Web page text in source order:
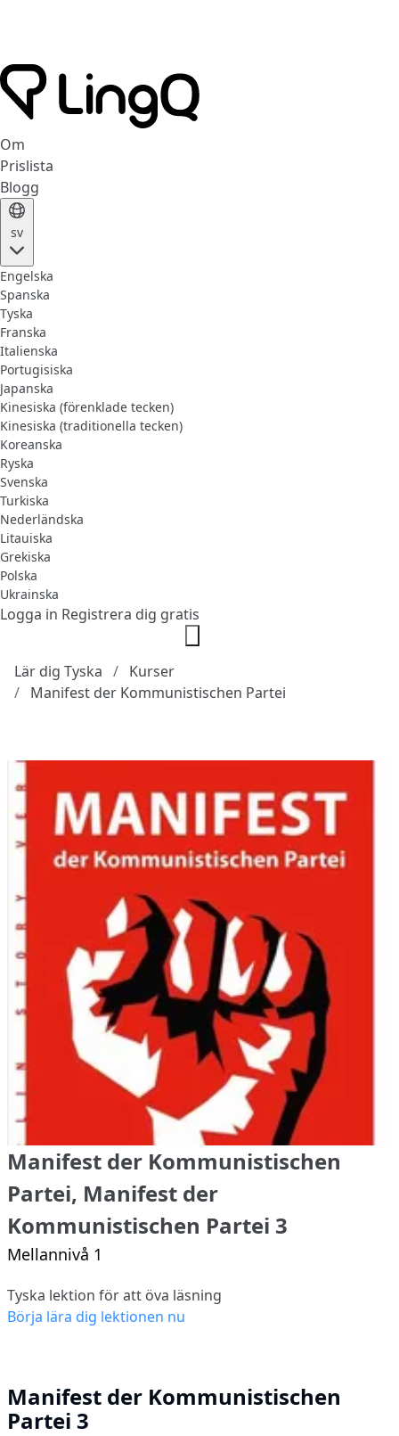
Om
Prislista
Blogg
sv
Engelska
Spanska
Tyska
Franska
Italienska
Portugisiska
Japanska
Kinesiska (förenklade tecken)
Kinesiska (traditionella tecken)
Koreanska
Ryska
Svenska
Turkiska
Nederländska
Litauiska
Grekiska
Polska
Ukrainska
Logga in Registrera dig gratis
Lär dig Tyska
Kurser
Manifest der Kommunistischen Partei
Manifest der Kommunistischen
Partei, Manifest der
Kommunistischen Partei 3
Mellannivå 1
Tyska lektion för att öva läsning
Börja lära dig lektionen nu
Manifest der Kommunistischen
Partei 3